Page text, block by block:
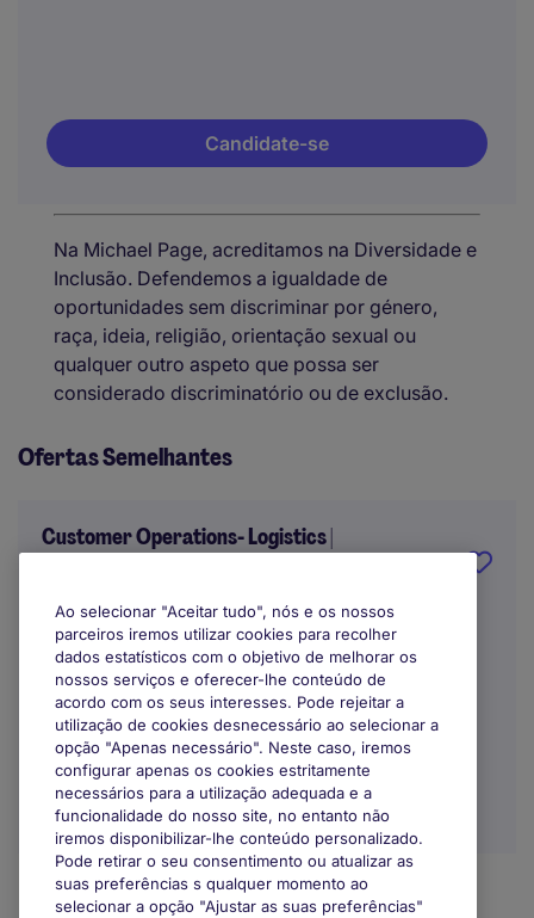
Candidate-se
Na Michael Page, acreditamos na Diversidade e
Inclusão. Defendemos a igualdade de
oportunidades sem discriminar por género,
raça, ideia, religião, orientação sexual ou
qualquer outro aspeto que possa ser
considerado discriminatório ou de exclusão.
Ofertas Semelhantes
Customer Operations- Logistics |
International
Indefinido
Ao selecionar "Aceitar tudo", nós e os nossos
parceiros iremos utilizar cookies para recolher
dados estatísticos com o objetivo de melhorar os
nossos serviços e oferecer-lhe conteúdo de
acordo com os seus interesses. Pode rejeitar a
utilização de cookies desnecessário ao selecionar a
opção "Apenas necessário". Neste caso, iremos
configurar apenas os cookies estritamente
necessários para a utilização adequada e a
funcionalidade do nosso site, no entanto não
iremos disponibilizar-lhe conteúdo personalizado.
Pode retirar o seu consentimento ou atualizar as
suas preferências s qualquer momento ao
selecionar a opção "Ajustar as suas preferências"